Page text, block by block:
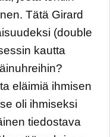
Tätä Girard
(double
kautta
eläimiä ihmisen
oli ihmiseksi
tiedostava